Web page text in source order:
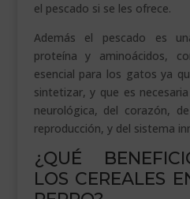
el pescado si se les ofrece.
Además el pescado es
proteína y aminoácidos,
esencial para los gatos ya
sintetizar, y que es
neurológica, del corazón,
reproducción, y del sistema
¿QUÉ
LOS CEREALES